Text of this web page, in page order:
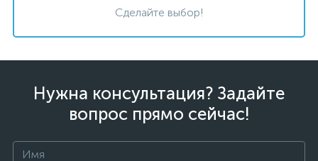
Сделайте выбор!
Нужна консультация? Задайте
вопрос прямо сейчас!